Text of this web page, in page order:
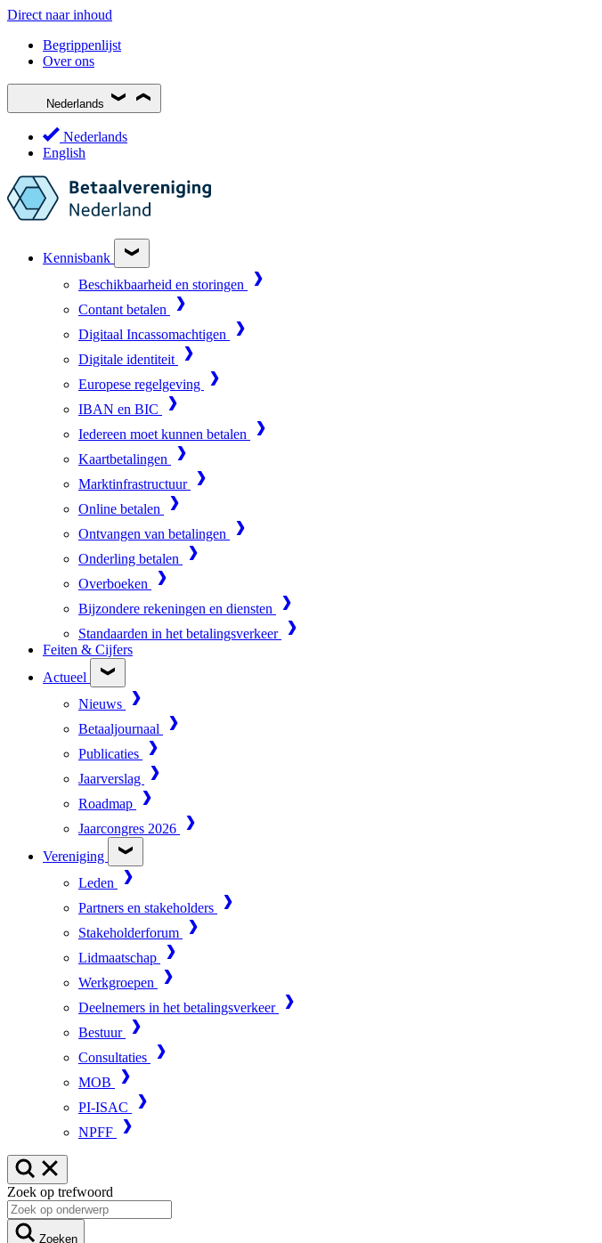
Direct naar inhoud
Begrippenlijst
Over ons
Nederlands
Nederlands
English
Kennisbank
Beschikbaarheid en storingen
Contant betalen
Digitaal Incassomachtigen
Digitale identiteit
Europese regelgeving
IBAN en BIC
Iedereen moet kunnen betalen
Kaartbetalingen
Marktinfrastructuur
Online betalen
Ontvangen van betalingen
Onderling betalen
Overboeken
Bijzondere rekeningen en diensten
Standaarden in het betalingsverkeer
Feiten & Cijfers
Actueel
Nieuws
Betaaljournaal
Publicaties
Jaarverslag
Roadmap
Jaarcongres 2026
Vereniging
Leden
Partners en stakeholders
Stakeholderforum
Lidmaatschap
Werkgroepen
Deelnemers in het betalingsverkeer
Bestuur
Consultaties
MOB
PI-ISAC
NPFF
Zoek op trefwoord
Zoeken